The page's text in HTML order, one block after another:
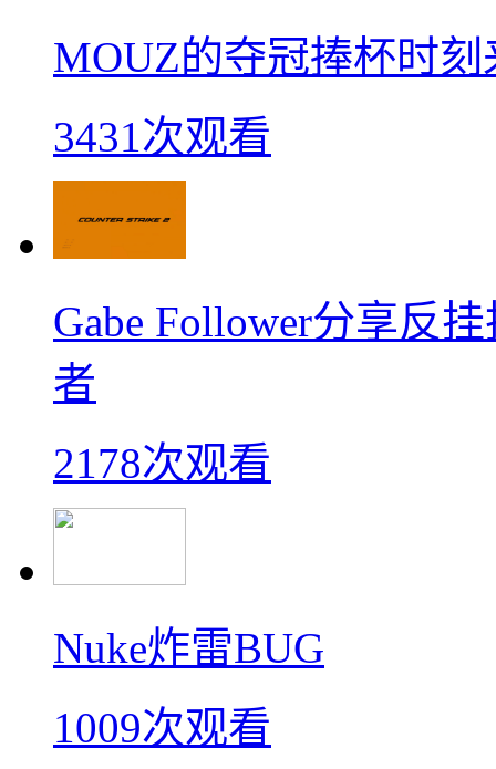
MOUZ的夺冠捧杯时刻
3431次观看
Gabe Follower分享反
者
2178次观看
Nuke炸雷BUG
1009次观看